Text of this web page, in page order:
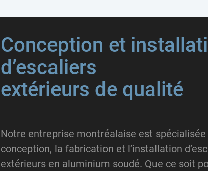
Conception et
d’escaliers
extérieurs de qualité
Notre entreprise montréalaise est spécialisée
conception, la fabrication et l’installation
extérieurs en aluminium soudé. Que ce soit